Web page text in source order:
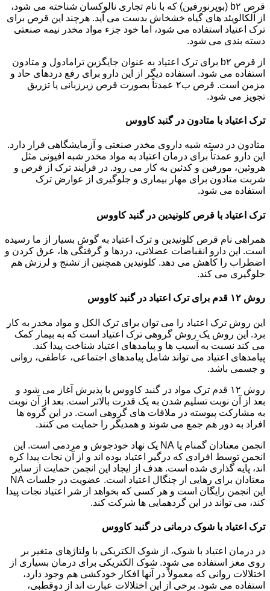
قرص b۲ (بوپرنورفین) که با نام تجاری نالوکسان شناخته می شود،
از آلکالویئد های گیاه خشخاش بدست می آید. هرچند این قرص برای
ترک اعتیاد استفاده می شود، اما خود جزء مواد مخدر نیمه صنعتی
دسته بندی می شود.
از قرص b۲ برای ترک اعتیاد به عنوان جایگزین ترامادول و متادون
استفاده می شود. استفاده دیگر از این دارو برای رفع دردهای حاد و
مزمن است. قرص ب۲ عمدتاً بصورت قرص زیرزبانی یا تزریق
تجویز می شود.
ترک اعتیاد با متادون در گنبد کاووس
متادون در دسته شبه داروی مخدر صنعتی و آزمایشگاهی قرار دارد.
این دارو عمدتاً برای درمان اعتیاد به مواد مخدر شبه افیونی مثل
هروئین، مورفین و کدئین به کار می رود. در فرایند ترک از قرص و
شربت متادون برای مهار بیماری و جلوگیری از عوارض ترک
استفاده می شود.
ترک اعتیاد با قرص کلونیدین در گنبد کاووس
همراهی نام قرص کلونیدین و ترک اعتیاد به گوش بسیار از ما رسیده
است. این دارو انقباضات عضلانی، دردها و گرفتگی ها، عرق کردن و
اضطراب را کاهش می دهد. کلونیدین همچنین از تشنج و لرزش هم
جلوگیری می کند.
روش ۱۲ قدم برای ترک اعتیاد در گنبد کاووس
این روش ترک اعتیاد را می توان برای ترک الکل و مواد مخدر به کار
برد. این روش یک روش گروهی ترک اعتیاد است که به بیمار کمک
می کند نسبت به آسیب ها و پیامدهای اعتیاد شناخت پیدا کند.
پیامدهای اعتیاد می تواند شامل پیامدهای اجتماعی، عاطفی، روانی
و جسمی باشد.
روش ۱۲ قدم ترک مواد در گنبد کاووس با پذیرش آغاز می شود و
بعد از آن نوبت تسلیم شدن به یک قدرت بالاتر است. بعد از آن نوبت
به مشارکت پیوسته در ملاقات های گروهی است. در این گروه ها
افراد به دور هم جمع می شوند و همدیگر را حمایت می کنند.
انجمن معتادان گمنام یا NA یک نهاد خودجوش و مردمی است. این
انجمن توسط افرادی که درگیر اعتیاد بوده اند و از آن نجات پیدا کره
اند، پایه گذاری شده است. هدف از ایجاد این انجمن حمایت از سایر
معتادان برای رهایی از چنگال اعتیاد است. عضویت در جلسات NA
این انجمن رایگان است و هر کسی که بخواهد از شر اعتیاد نجات پیدا
کند، می تواند در این گردهمایی ها شرکت کند.
ترک اعتیاد با شوک درمانی در گنبد کاووس
در درمان اعتیاد با شوک، از شوک الکتریکی با ولتاژهای متغیر بر
روی مغز استفاده می شود. شوک الکتریکی برای درمان بسیاری از
اختلالات روانی که معمولاً در آنها افکار خودکشی هم وجود دارد،
استفاده می شود. برخی از این اختلالات عبارت اند از دوقطبی،